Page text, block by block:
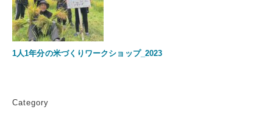
1人1年分の米づくりワークショップ_2023
Category